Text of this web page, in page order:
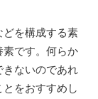
どを構成する素
素です。何らか
ないのであれ
をおすすめし